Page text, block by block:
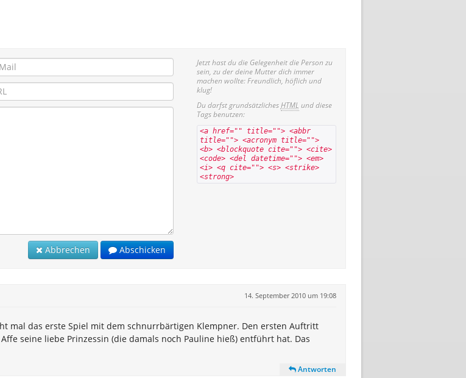
Abbrechen Abschicken
Jetzt hast du die Gelegenheit die Person zu
sein, zu der deine Mutter dich immer
machen wollte: Freundlich, höflich und
klug!
Du darfst grundsätzlichesHTML und diese
Tags benutzen:
<a href="" title=""> <abbr
title=""> <acronym title="">
<b> <blockquote cite=""> <cite>
<code> <del datetime=""> <em>
<i> <q cite=""> <s> <strike>
<strong>
14. September 2010 um 19:08
mal das erste Spiel mit dem schnurrbärtigen Klempner. Den ersten Auftritt
seine liebe Prinzessin (die damals noch Pauline hieß) entführt hat. Das
Antworten